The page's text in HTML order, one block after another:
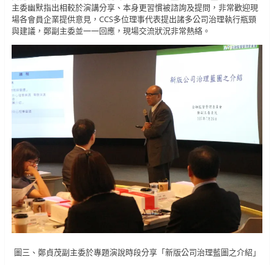
主委幽默指出相較於演講分享、本身更習慣被諮詢及提問，非常歡迎現
場各會員企業提供意見，CCS多位理事代表提出諸多公司治理執行瓶頸
與建議，鄭副主委並一一回應，現場交流狀況非常熱絡。
圖三、鄭貞茂副主委於專題演說時段分享「新版公司治理藍圖之介紹」